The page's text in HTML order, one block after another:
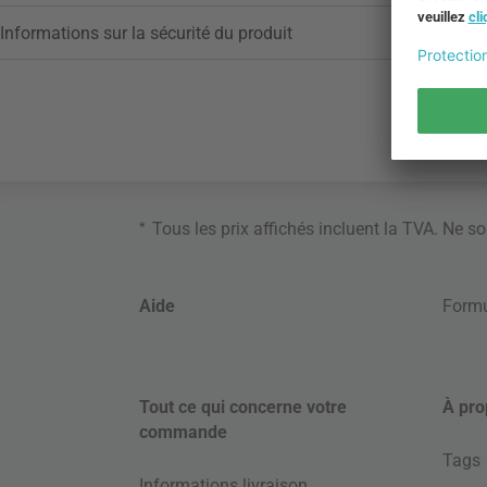
Informations sur la sécurité du produit
* Tous les prix affichés incluent la TVA. Ne
Aide
Tout ce qui concerne votre
commande
À
Tags